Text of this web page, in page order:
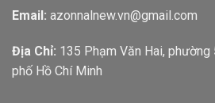
Email: azonnalnew.vn@gmail.com
Địa Chỉ: 135 Phạm Văn Hai, phường
phố Hồ Chí Minh